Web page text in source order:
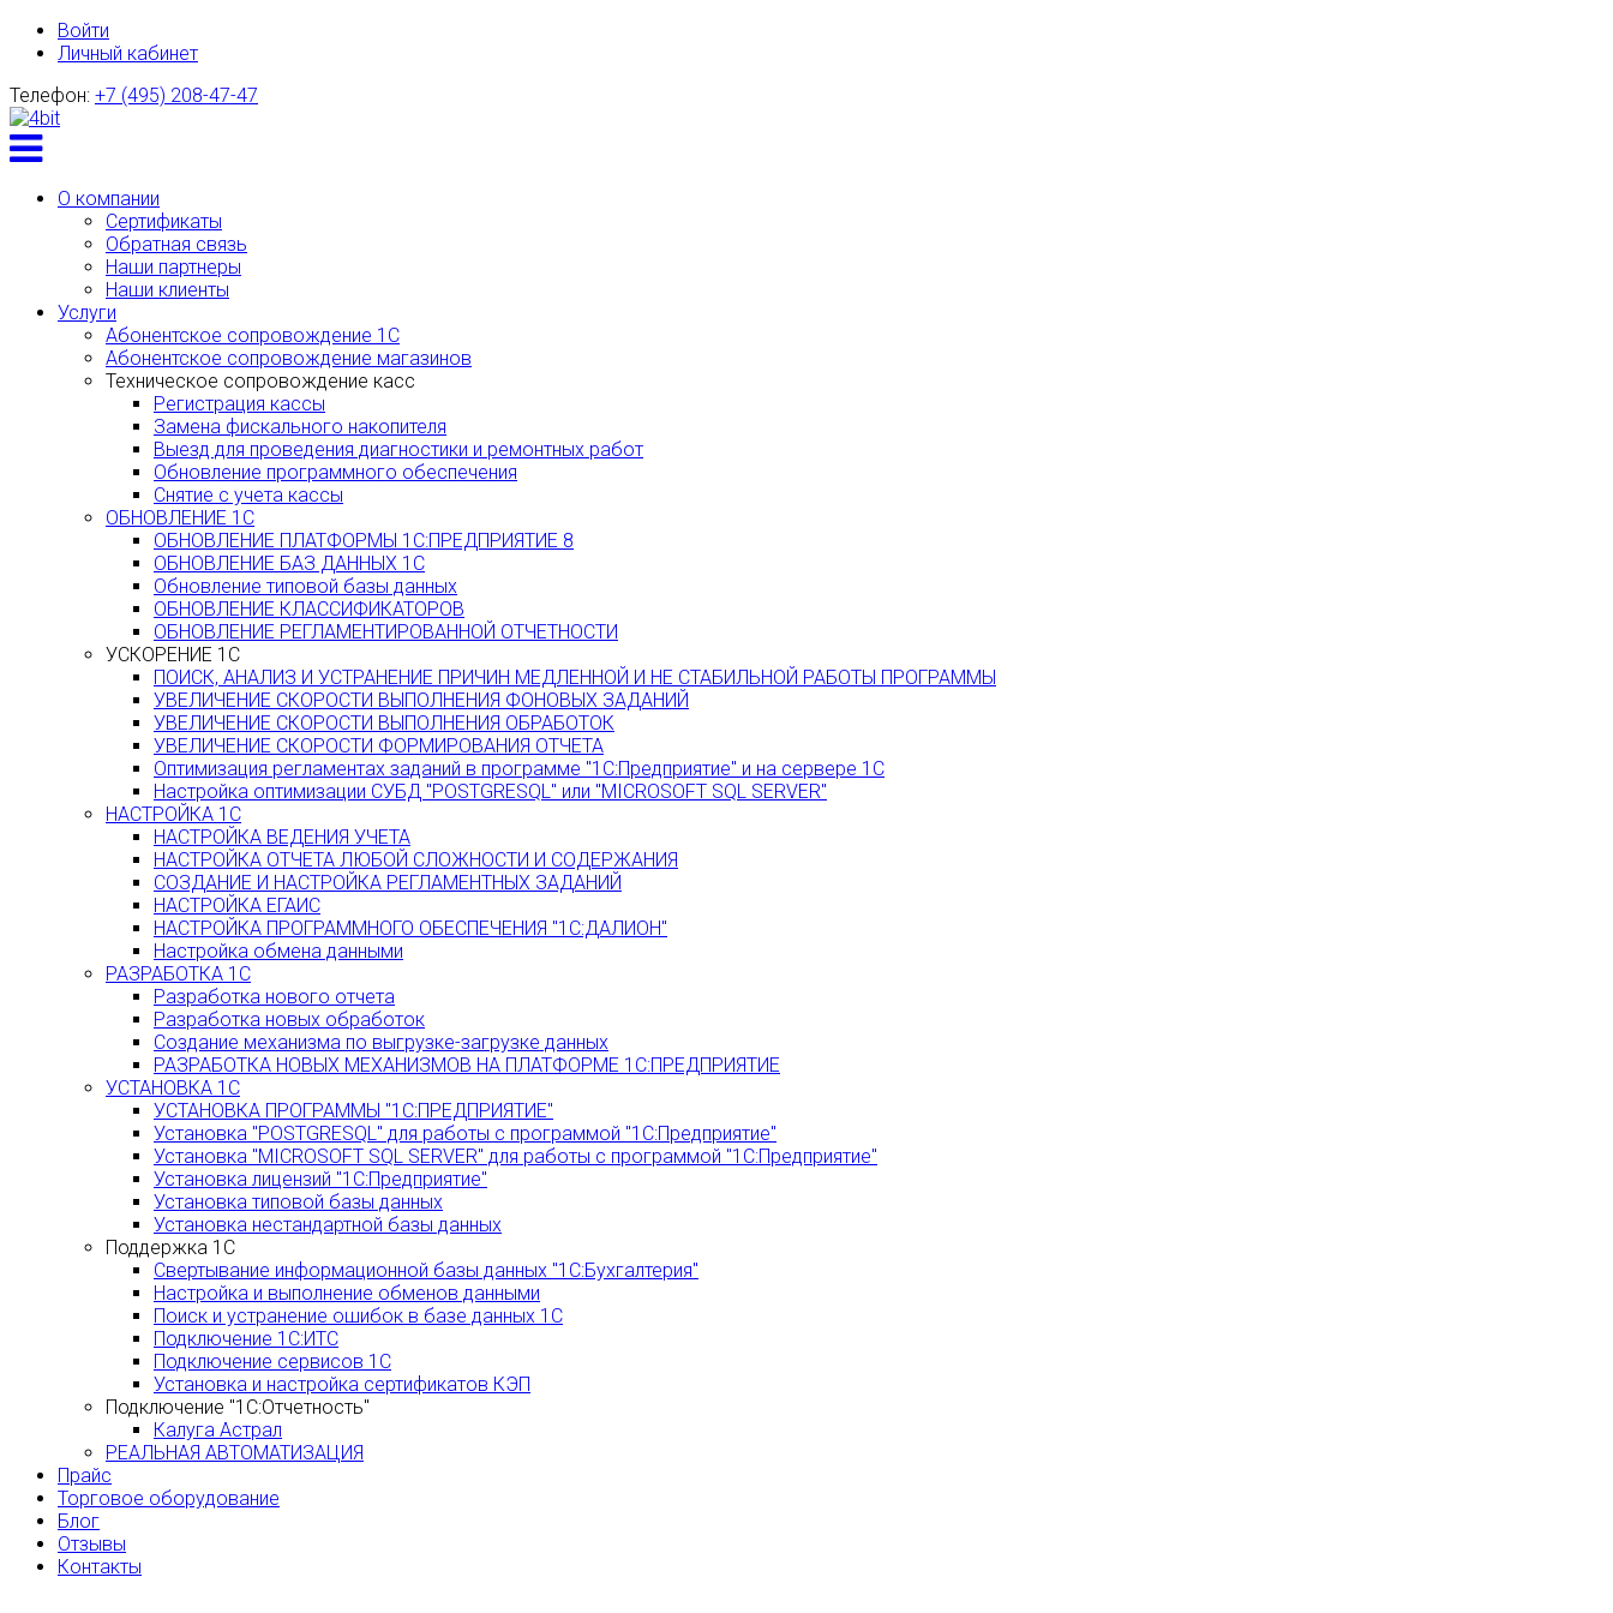
Войти
Личный кабинет
Телефон: +7 (495) 208-47-47
Toggle
menu
О компании
Сертификаты
Обратная связь
Наши партнеры
Наши клиенты
Услуги
Абонентское сопровождение 1С
Абонентское сопровождение магазинов
Техническое сопровождение касс
Регистрация кассы
Замена фискального накопителя
Выезд для проведения диагностики и ремонтных работ
Обновление программного обеспечения
Снятие с учета кассы
ОБНОВЛЕНИЕ 1С
ОБНОВЛЕНИЕ ПЛАТФОРМЫ 1С:ПРЕДПРИЯТИЕ 8
ОБНОВЛЕНИЕ БАЗ ДАННЫХ 1С
Обновление типовой базы данных
ОБНОВЛЕНИЕ КЛАССИФИКАТОРОВ
ОБНОВЛЕНИЕ РЕГЛАМЕНТИРОВАННОЙ ОТЧЕТНОСТИ
УСКОРЕНИЕ 1С
ПОИСК, АНАЛИЗ И УСТРАНЕНИЕ ПРИЧИН МЕДЛЕННОЙ И НЕ СТАБИЛЬНОЙ РАБОТЫ ПРОГРАММЫ
УВЕЛИЧЕНИЕ СКОРОСТИ ВЫПОЛНЕНИЯ ФОНОВЫХ ЗАДАНИЙ
УВЕЛИЧЕНИЕ СКОРОСТИ ВЫПОЛНЕНИЯ ОБРАБОТОК
УВЕЛИЧЕНИЕ СКОРОСТИ ФОРМИРОВАНИЯ ОТЧЕТА
Оптимизация регламентах заданий в программе "1С:Предприятие" и на сервере 1С
Настройка оптимизации СУБД "POSTGRESQL" или "MICROSOFT SQL SERVER"
НАСТРОЙКА 1С
НАСТРОЙКА ВЕДЕНИЯ УЧЕТА
НАСТРОЙКА ОТЧЕТА ЛЮБОЙ СЛОЖНОСТИ И СОДЕРЖАНИЯ
СОЗДАНИЕ И НАСТРОЙКА РЕГЛАМЕНТНЫХ ЗАДАНИЙ
НАСТРОЙКА ЕГАИС
НАСТРОЙКА ПРОГРАММНОГО ОБЕСПЕЧЕНИЯ "1С:ДАЛИОН"
Настройка обмена данными
РАЗРАБОТКА 1С
Разработка нового отчета
Разработка новых обработок
Создание механизма по выгрузке-загрузке данных
РАЗРАБОТКА НОВЫХ МЕХАНИЗМОВ НА ПЛАТФОРМЕ 1С:ПРЕДПРИЯТИЕ
УСТАНОВКА 1С
УСТАНОВКА ПРОГРАММЫ "1С:ПРЕДПРИЯТИЕ"
Установка "POSTGRESQL" для работы с программой "1С:Предприятие"
Установка "MICROSOFT SQL SERVER" для работы с программой "1С:Предприятие"
Установка лицензий "1С:Предприятие"
Установка типовой базы данных
Установка нестандартной базы данных
Поддержка 1С
Свертывание информационной базы данных "1С:Бухгалтерия"
Настройка и выполнение обменов данными
Поиск и устранение ошибок в базе данных 1С
Подключение 1С:ИТС
Подключение сервисов 1С
Установка и настройка сертификатов КЭП
Подключение "1С:Отчетность"
Калуга Астрал
РЕАЛЬНАЯ АВТОМАТИЗАЦИЯ
Прайс
Торговое оборудование
Блог
Отзывы
Контакты